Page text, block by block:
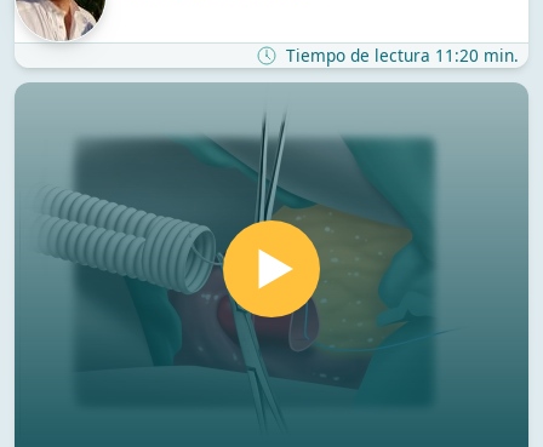
Tiempo de lectura 11:20 min.